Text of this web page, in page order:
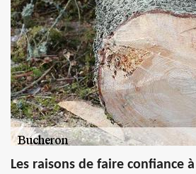
Les raisons de faire confiance à